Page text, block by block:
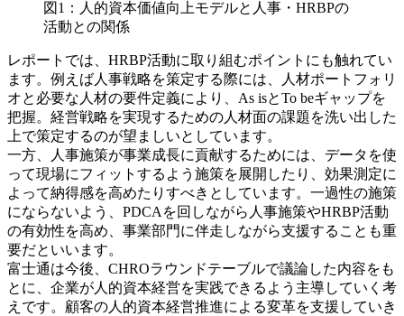
図1：人的資本価値向上モデルと人事・HRBPの
活動との関係
レポートでは、HRBP活動に取り組むポイントにも触れてい
ます。例えば人事戦略を策定する際には、人材ポートフォリ
オと必要な人材の要件定義により、As isとTo beギャップを
把握。経営戦略を実現するための人材面の課題を洗い出した
上で策定するのが望ましいとしています。
一方、人事施策が事業成長に貢献するためには、データを使
って現場にフィットするよう施策を展開したり、効果測定に
よって納得感を高めたりすべきとしています。一過性の施策
にならないよう、PDCAを回しながら人事施策やHRBP活動
の有効性を高め、事業部門に伴走しながら支援することも重
要だといいます。
富士通は今後、CHROラウンドテーブルで議論した内容をも
とに、企業が人的資本経営を実践できるよう主導していく考
えです。顧客の人的資本経営推進による変革を支援していき